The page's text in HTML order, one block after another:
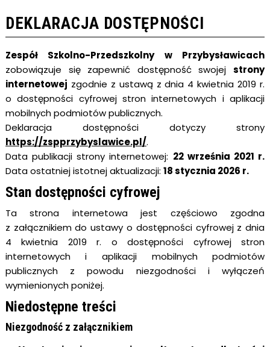
DEKLARACJA DOSTĘPNOŚCI
Zespół Szkolno-Przedszkolny w Przybysławicach
zobowiązuje się zapewnić dostępność swojejstrony
internetowej zgodnie z ustawą z dnia 4 kwietnia 2019 r.
o dostępności cyfrowej stron internetowych i aplikacji
mobilnych podmiotów publicznych.
Deklaracja dostępności dotyczy strony
https://zspprzybyslawice.pl/.
Data publikacji strony internetowej: 22 września 2021 r.
Data ostatniej istotnej aktualizacji: 18 stycznia 2026 r.
Stan dostępności cyfrowej
Ta strona internetowa jest częściowo zgodna
z załącznikiem do ustawy o dostępności cyfrowej z dnia
4 kwietnia 2019 r. o dostępności cyfrowej stron
internetowych i aplikacji mobilnych podmiotów
publicznych z powodu niezgodności i wyłączeń
wymienionych poniżej.
Niedostępne treści
Niezgodność z załącznikiem